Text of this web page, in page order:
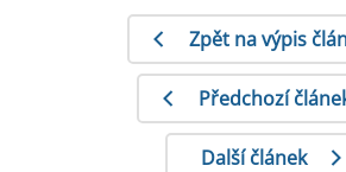
Zpět na výpis
Předchozí
Další článek